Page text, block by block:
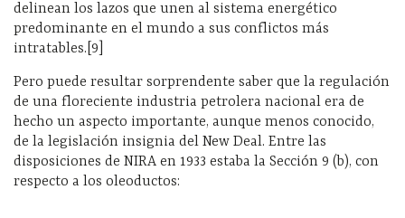
delinean los lazos que unen al sistema energético
predominante en el mundo a sus conflictos más
intratables.[9]
Pero puede resultar sorprendente saber que la regulación
de una floreciente industria petrolera nacional era de
hecho un aspecto importante, aunque menos conocido,
de la legislación insignia del New Deal. Entre las
disposiciones de NIRA en 1933 estaba la Sección 9 (b), con
respecto a los oleoductos: